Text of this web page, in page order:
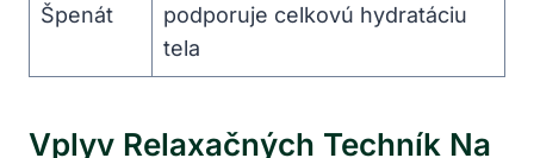
Špenát
podporuje celkovú hydratáciu
tela
Vplyv Relaxačných Techník Na